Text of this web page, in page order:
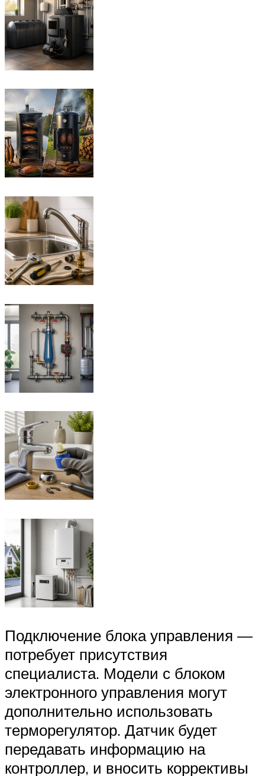
Подключение блока управления —
потребует присутствия
специалиста. Модели с блоком
электронного управления могут
дополнительно использовать
терморегулятор. Датчик будет
передавать информацию на
контроллер, и вносить коррективы